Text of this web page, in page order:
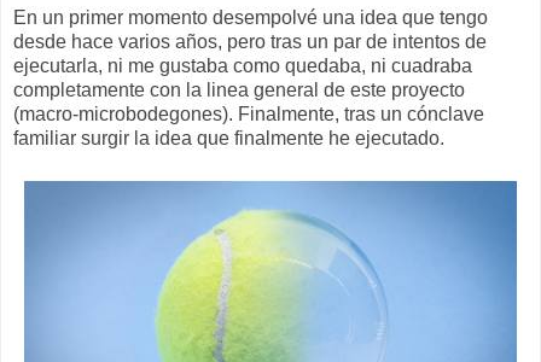
En un primer momento desempolvé una idea que tengo
desde hace varios años, pero tras un par de intentos de
ejecutarla, ni me gustaba como quedaba, ni cuadraba
completamente con la linea general de este proyecto
(macro-microbodegones). Finalmente, tras un cónclave
familiar surgir la idea que finalmente he ejecutado.